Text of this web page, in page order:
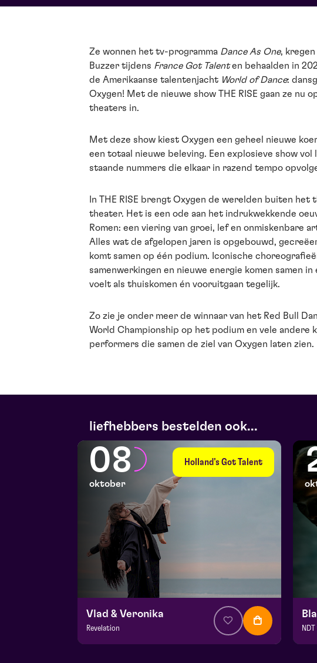
Ze wonnen het tv-programma Dance As One,
Buzzer tijdens France Got Talenten behaalden in
de Amerikaanse talentenjacht World of Dance:
Oxygen! Met de nieuwe show THE RISE gaan ze nu
theaters in.
Met deze show kiest Oxygen een geheel nieuwe
een totaal nieuwe beleving. Een explosieve show vol
staande nummers die elkaar in razend tempo
In THE RISE brengt Oxygen de werelden buiten het
theater. Het is een ode aan het indrukwekkende
Romen: een viering van groei, lef en onmiskenbare
Alles wat de afgelopen jaren is opgebouwd,
komt samen op één podium. Iconische
samenwerkingen en nieuwe energie komen samen in
voelt als thuiskomen én vooruitgaan tegelijk.
Zo zie je onder meer de winnaar van het Red Bull
World Championship op het podium en vele andere
performers die samen de ziel van Oxygen laten zien.
liefhebbers bestelden ook...
Holland's Got Talent
08
oktober
Vlad & Veronika
Revelation NDT